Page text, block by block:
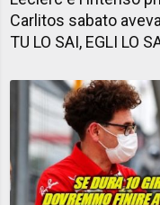
Carlitos sabato
TU LO SAI, EGLI LO